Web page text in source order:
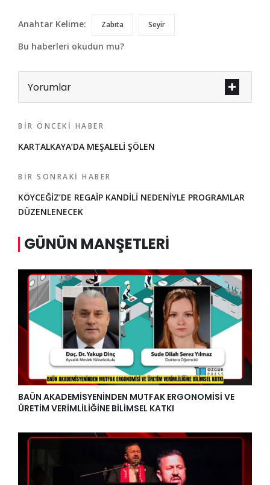
Anahtar Kelime: Zabıta Seyir
Bu haberleri okudun mu?
Yorumlar
BIR ÖNCEKI HABER
KARTALKAYA’DA MEŞALELİ ŞÖLEN
BIR SONRAKI HABER
KÖYCEĞİZ’DE REGAİP KANDİLİ NEDENİYLE PROGRAMLAR
DÜZENLENECEK
GÜNÜN MANŞETLERI
BAÜN AKADEMİSYENİNDEN MUTFAK ERGONOMİSİ VE
ÜRETİM VERİMLİLİĞİNE BİLİMSEL KATKI